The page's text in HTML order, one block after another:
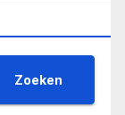
Zoeken